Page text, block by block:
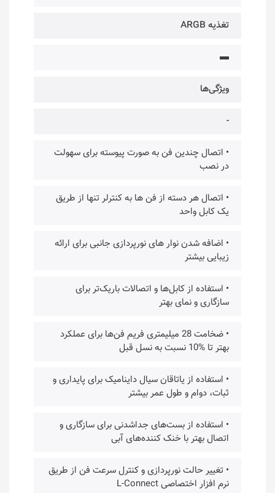
تغذیه ARGB
▬
ویژگی‌ها
-
• اتصال چندین فن به صورت پیوسته برای سهولت
در نصب
• اتصال هر دسته از فن ها به کنترلر تنها از طریق
یک کابل واحد
• اضافه شدن نوار های نورپردازی جانبی برای ارائه
زیبایی بیشتر
• استفاده از کابل‌ها و اتصالات باریک‌تر برای
سازگاری و نمای بهتر
• ضخامت 28 میلیمتری فریم فن‌ها برای عملکرد
بهتر تا %10 نسبت به نسل قبل
• استفاده از یاتاقان سیال داینامیک برای پایداری و
ثبات، دوام و طول عمر بیشتر
• استفاده از بست‌های جداشدنی برای سازگاری و
اتصال بهتر با خنک کننده‌های آبی
• تغییر حالت نورپردازی و کنترل سرعت فن از طریق
نرم افزار اختصاصی L-Connect